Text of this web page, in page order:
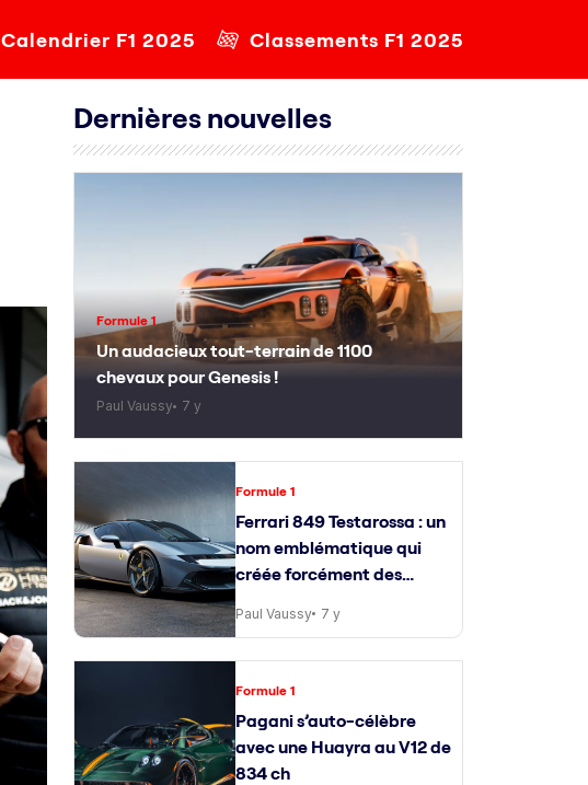
Calendrier F1 2025 Classements F1 2025
Dernières nouvelles
Formule 1
Un audacieux tout-terrain de 1100
chevaux pour Genesis !
Paul Vaussy 7 y
Formule 1
Ferrari 849 Testarossa : un
nom emblématique qui
créée forcément des
attentes
Paul Vaussy 7 y
Formule 1
Pagani s’auto-célèbre
avec une Huayra au V12 de
834 ch